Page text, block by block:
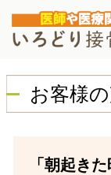
お客様
「朝起き